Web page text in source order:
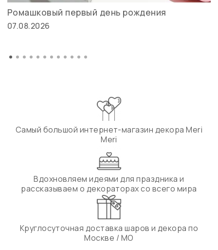
Ромашковый первый день рождения
07.08.2026
Самый большой интернет-магазин декора Meri
Meri
Вдохновляем идеями для праздника и
рассказываем о декораторах со всего мира
Круглосуточная доставка шаров и декора по
Москве / МО